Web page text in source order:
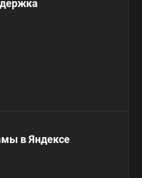
в Яндексе